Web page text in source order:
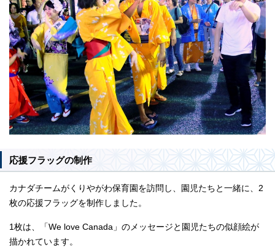
応援フラッグの制作
カナダチームがくりやがわ保育園を訪問し、園児たちと一緒に、2
枚の応援フラッグを制作しました。
1枚は、「We love Canada」のメッセージと園児たちの似顔絵が
描かれています。